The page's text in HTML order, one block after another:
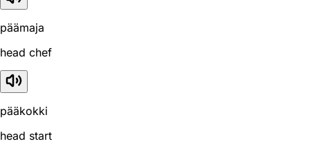
päämaja
head chef
pääkokki
head start